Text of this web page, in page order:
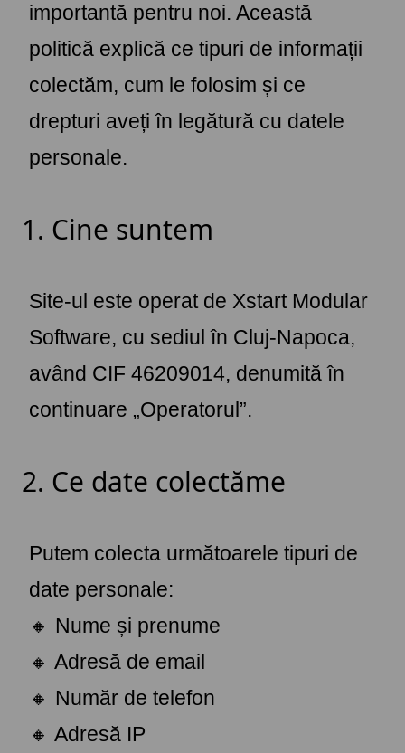
importantă pentru noi. Această
politică explică ce tipuri de informații
colectăm, cum le folosim și ce
drepturi aveți în legătură cu datele
personale.
1. Cine suntem
Site-ul este operat de Xstart Modular
Software, cu sediul în Cluj-Napoca,
având CIF 46209014, denumită în
continuare „Operatorul”.
2. Ce date colectăme
Putem colecta următoarele tipuri de
date personale:
🔸 Nume și prenume
🔸 Adresă de email
🔸 Număr de telefon
🔸 Adresă IP